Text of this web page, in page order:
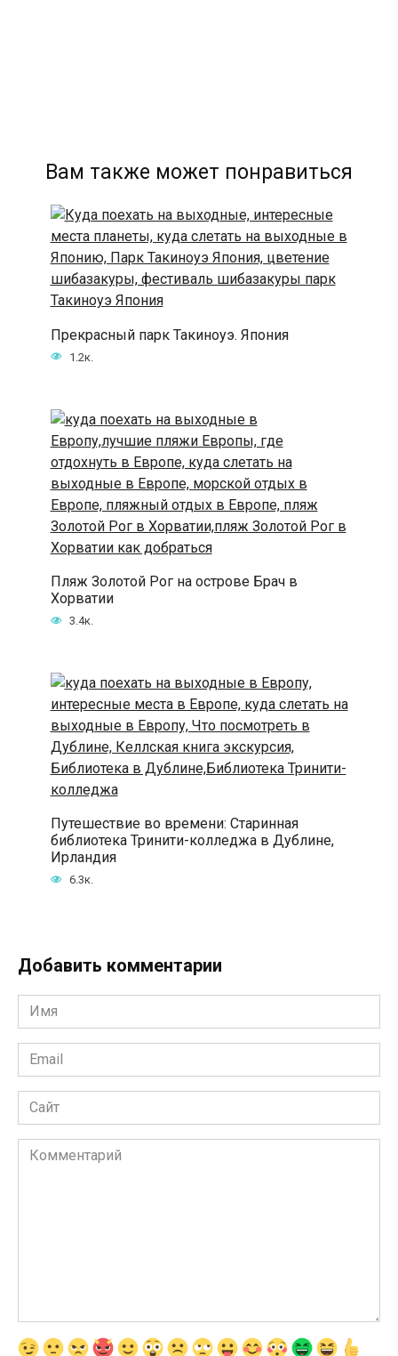
Вам также может понравиться
Прекрасный парк Такиноуэ. Япония
1.2к.
Пляж Золотой Рог на острове Брач в
Хорватии
3.4к.
Путешествие во времени: Старинная
библиотека Тринити-колледжа в Дублине,
Ирландия
6.3к.
Добавить комментарии
Имя
*
Email
*
Сайт
Комментарий